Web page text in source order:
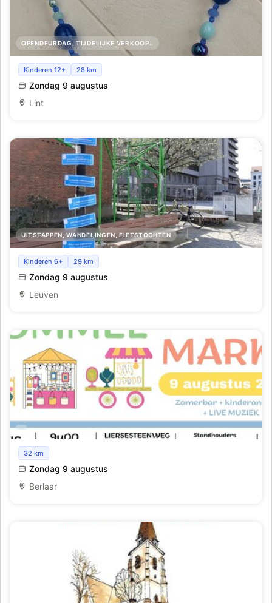
OPENDEURDAG, TIJDELIJKE VERKOOP..
Moederdagverkoop in Lint
Kinderen 12+ 28 km
Zondag 9 augustus
Lint
UITSTAPPEN, WANDELINGEN, FIETSTOCHTEN
Een eigen straatnaam op de Hertogensite
Kinderen 6+ 29 km
Zondag 9 augustus
Leuven
Rommelmarkt Klj Berlaar
32 km
Zondag 9 augustus
Berlaar